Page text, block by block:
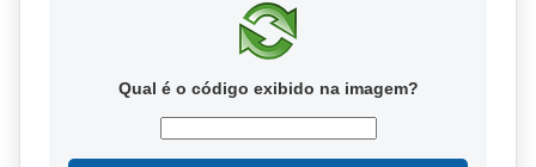
Qual é o código exibido na imagem?